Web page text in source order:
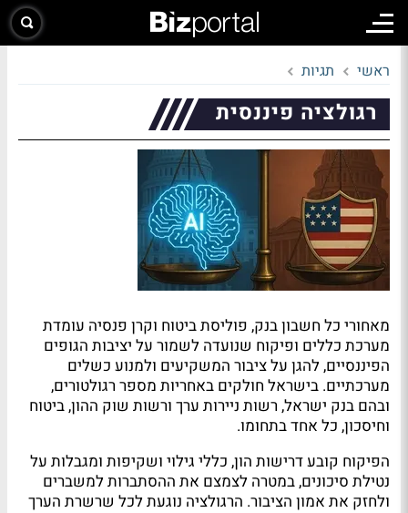
ראשי תגיות
רגולציה פיננסית
מאחורי כל חשבון בנק, פוליסת ביטוח וקרן פנסיה עומדת
מערכת כללים ופיקוח שנועדה לשמור על יציבות הגופים
הפיננסיים, להגן על ציבור המשקיעים ולמנוע כשלים
מערכתיים. בישראל חולקים באחריות מספר רגולטורים,
ובהם בנק ישראל, רשות ניירות ערך ורשות שוק ההון, ביטוח
וחיסכון, כל אחד בתחומו.
הפיקוח קובע דרישות הון, כללי גילוי ושקיפות ומגבלות על
נטילת סיכונים, במטרה לצמצם את ההסתברות למשברים
ולחזק את אמון הציבור. הרגולציה נוגעת לכל שרשרת הערך